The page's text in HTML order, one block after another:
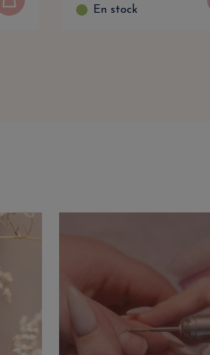
En stock